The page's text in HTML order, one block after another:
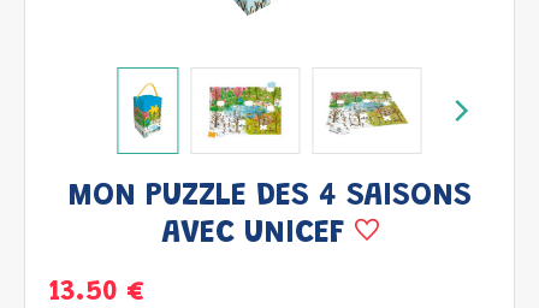
MON PUZZLE DES 4 SAISONS
AVEC UNICEF
13.50 €